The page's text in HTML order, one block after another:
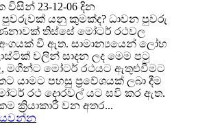
විසින් 23-12-06 දින
පුවරුවක් යනු කුමක්ද? ධාවන පුවරු
තිස්සේ මෝටර් රථවල
වී ඇත. සාමාන්‍යයෙන් ලෝහ
වලින් සාදන ලද මෙම පටු
මගීන්ට මෝටර් රථයට ඇතුළුවීමට
යාමට පහසු ප්‍රවේශයක් ලබා දීම
රථ දොරවල් යට සවි කර ඇත.
ක්‍රියාකාරී වන අතර...